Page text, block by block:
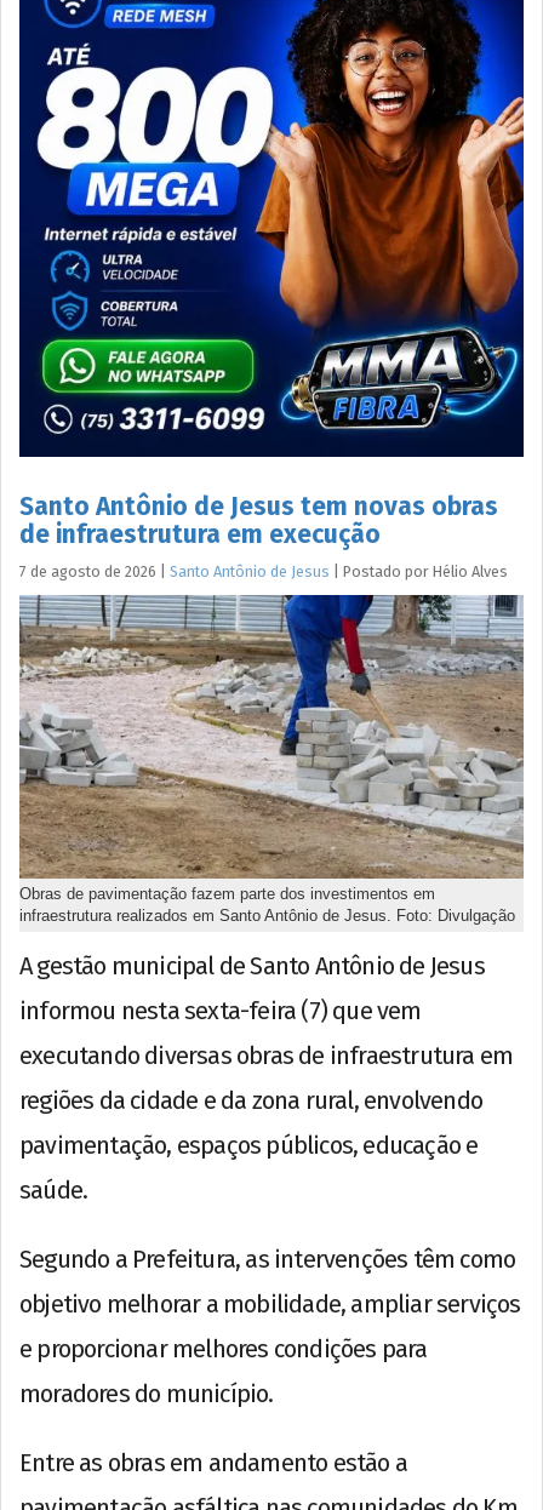
Santo Antônio de Jesus tem novas obras
de infraestrutura em execução
7 de agosto de 2026 Santo Antônio de Jesus Postado por Hélio Alves
Obras de pavimentação fazem parte dos investimentos em
infraestrutura realizados em Santo Antônio de Jesus. Foto: Divulgação
A gestão municipal de Santo Antônio de Jesus
informou nesta sexta-feira (7) que vem
executando diversas obras de infraestrutura em
regiões da cidade e da zona rural, envolvendo
pavimentação, espaços públicos, educação e
saúde.
Segundo a Prefeitura, as intervenções têm como
objetivo melhorar a mobilidade, ampliar serviços
e proporcionar melhores condições para
moradores do município.
Entre as obras em andamento estão a